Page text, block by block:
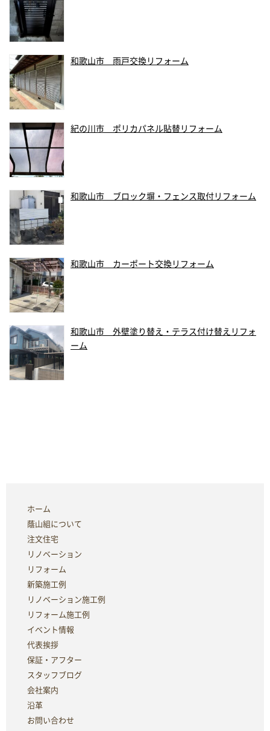
和歌山市 雨戸交換リフォーム
紀の川市 ポリカパネル貼替リフォーム
和歌山市 ブロック塀・フェンス取付リフォーム
和歌山市 カーポート交換リフォーム
和歌山市 外壁塗り替え・テラス付け替えリフォ
ーム
ホーム
蔭山組について
注文住宅
リノベーション
リフォーム
新築施工例
リノベーション施工例
リフォーム施工例
イベント情報
代表挨拶
保証・アフター
スタッフブログ
会社案内
沿革
お問い合わせ